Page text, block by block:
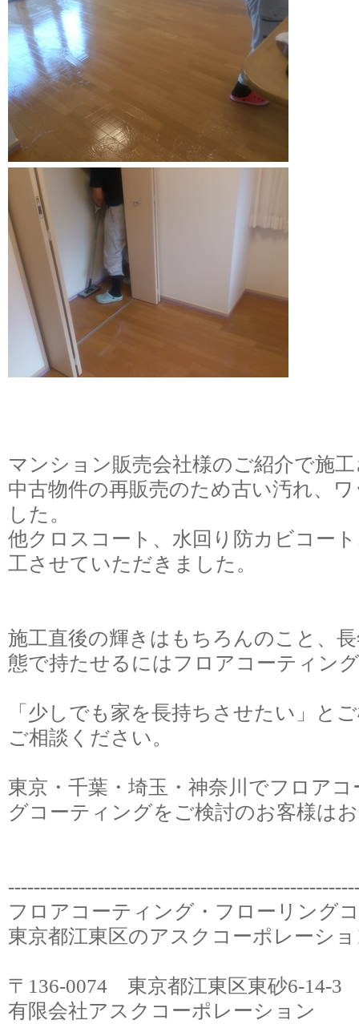
マンション販売会社様のご紹介で施
中古物件の再販売のため古い汚れ、
した。
他クロスコート、水回り防カビコー
工させていただきました。
施工直後の輝きはもちろんのこと、
態で持たせるにはフロアコーティン
「少しでも家を長持ちさせたい」と
ご相談ください。
東京・千葉・埼玉・神奈川でフロア
グコーティングをご検討のお客様は
フロアコーティング・フローリング
東京都江東区のアスクコーポレーシ
〒136-0074 東京都江東区東砂6-14-3
有限会社アスクコーポレーション